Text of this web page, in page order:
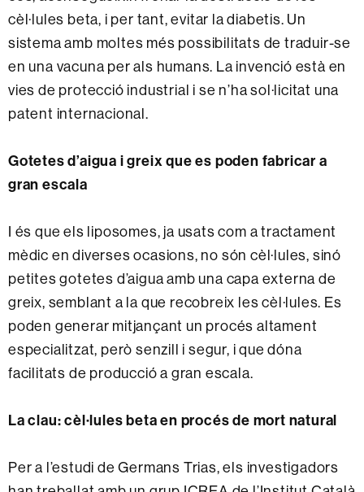
cèl·lules beta, i per tant, evitar la diabetis. Un
sistema amb moltes més possibilitats de traduir-se
en una vacuna per als humans. La invenció està en
vies de protecció industrial i se n’ha sol·licitat una
patent internacional.
Gotetes d’aigua i greix que es poden fabricar a
gran escala
I és que els liposomes, ja usats com a tractament
mèdic en diverses ocasions, no són cèl·lules, sinó
petites gotetes d’aigua amb una capa externa de
greix, semblant a la que recobreix les cèl·lules. Es
poden generar mitjançant un procés altament
especialitzat, però senzill i segur, i que dóna
facilitats de producció a gran escala.
La clau: cèl·lules beta en procés de mort natural
Per a l’estudi de Germans Trias, els investigadors